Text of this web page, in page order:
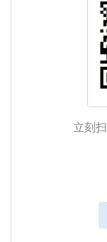
立刻